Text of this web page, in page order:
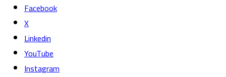
Facebook
X
Linkedin
YouTube
Instagram